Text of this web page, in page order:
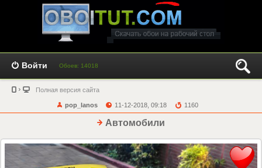
Войти Обоев: 14018
Полная версия сайта
pop_lanos 11-12-2018, 09:18 1160
Автомобили